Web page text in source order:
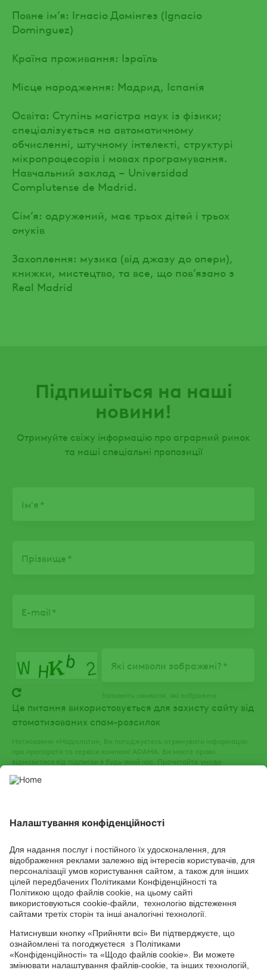
Повне ім’я: Ігнасіо Домінгез (Ignacio
Dominguez)
Країна проживання: Ізраїль
Місце народження: Мадрид, Іспанія
Освіта: Ступінь магістра наук із фізики;
спеціалізується на автоматичному
обчисленні, штучному інтелекті, структурі
мікропроцесорів і мовах програмування.
Навчальний заклад – Universidad
Complutense de Madrid.
Сім’я: одружений, має трьох дітей і трьох
онуків
Захоплення: музика (від джазу до опери),
книжки, мистецтво, та все, що пов’язано з
Real Madrid
Підпишіться на наші
новини!
Отримуйте свіжу інформацію про аграрний ринок
та наші спеціальні пропозиції
Ім'я
Прізвище
E-mail
Які символи зображені?
Заповніть символи, які зображені
Це питання використовується для захисту сайту від
атоматизованих спам-розсилок
Натискаючи «Надіслати», Ви погоджуєтесь отримувати інформацію
про препарати та сервіси компанії ADAMA. Ви маєте право
відмовитися від підписки в будь-який час. Прочитайте умови
СОЦІАЛЬНІ СЕРВІСИ
Youtube
Channel
FacebookTikTok
Головний офіс: 04050, м. Київ, вул. М. Пимоненка, 13, БЦ "Форум
Ділове Містечко", офіс 4А/41; тел.: +38 044 232 44 14; e-mail:
ukraine@adama.com